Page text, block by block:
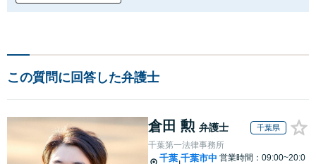
この質問に回答した弁護士
倉田 勲 弁護士 千葉県
千葉第一法律事務所
千葉 千葉市中 営業時間：09:00~20:0